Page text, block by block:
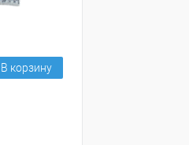
В корзину